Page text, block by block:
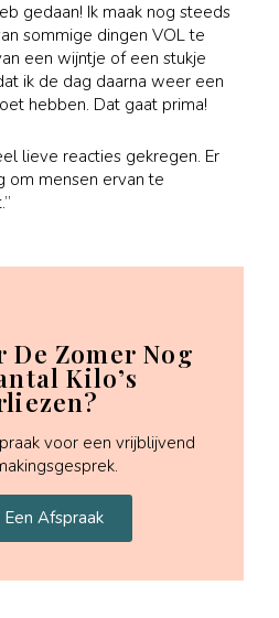
gedaan! Ik maak nog steeds
sommige dingen VOL te
een wijntje of een stukje
ik de dag daarna weer een
hebben. Dat gaat prima!
lieve reacties gekregen. Er
om mensen ervan te
De Zomer Nog
Kilo’s
voor een vrijblijvend
Een Afspraak